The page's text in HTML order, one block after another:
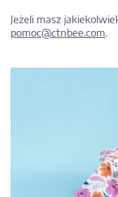
Jeżeli masz
pomoc@ctnbee.com.